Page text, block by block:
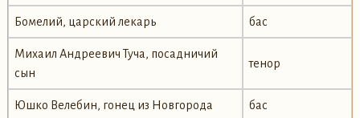
Бомелий, царский лекарь бас
Михаил Андреевич Туча, посадничий
сын
тенор
Юшко Велебин, гонец из Новгорода бас